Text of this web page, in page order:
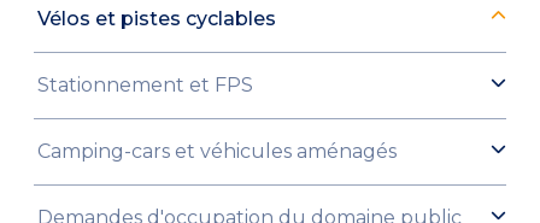
Vélos et pistes cyclables
Stationnement et FPS
Camping-cars et véhicules aménagés
Demandes d'occupation du domaine public